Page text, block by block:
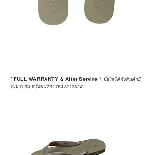
*FULL WARRANTY & After Service * มั่นใจได้กับสินค้ามี
รับประกัน พร้อมบริการหลังการขาย